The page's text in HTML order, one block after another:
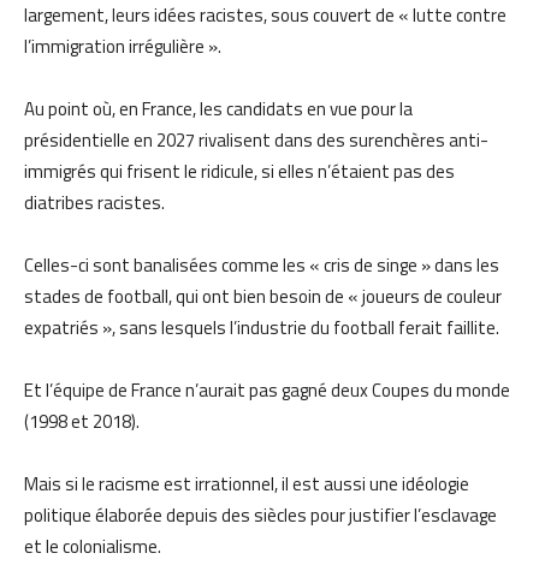
largement, leurs idées racistes, sous couvert de « lutte contre
l’immigration irrégulière ».
Au point où, en France, les candidats en vue pour la
présidentielle en 2027 rivalisent dans des surenchères anti-
immigrés qui frisent le ridicule, si elles n’étaient pas des
diatribes racistes.
Celles-ci sont banalisées comme les « cris de singe » dans les
stades de football, qui ont bien besoin de « joueurs de couleur
expatriés », sans lesquels l’industrie du football ferait faillite.
Et l’équipe de France n’aurait pas gagné deux Coupes du monde
(1998 et 2018).
Mais si le racisme est irrationnel, il est aussi une idéologie
politique élaborée depuis des siècles pour justifier l’esclavage
et le colonialisme.